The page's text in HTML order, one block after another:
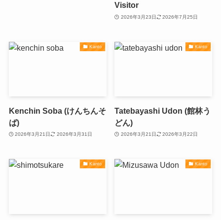
Visitor
2026年3月23日 2026年7月25日
Kanto
Kenchin Soba (けんちんそ
ば)
2026年3月21日 2026年3月31日
Kanto
Tatebayashi Udon (館林う
どん)
2026年3月21日 2026年3月22日
Kanto Kanto